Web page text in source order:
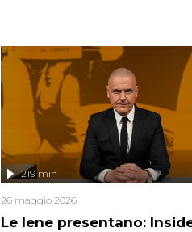
Le Iene presentano:
219 min
26 maggio 2026